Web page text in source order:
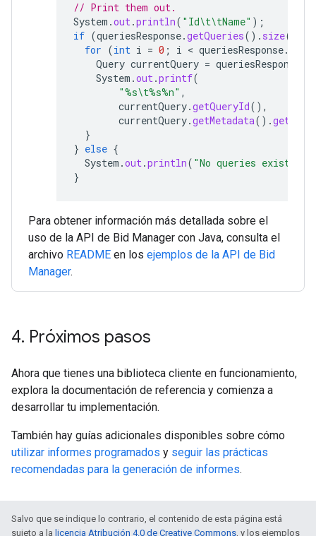
// Print them out.
System .out.println( "Id\t\tName" );
if (queriesResponse.getQueries(). size()
for (int i = 0 ; i < queriesResponse.
Query currentQuery = queriesResponse
System .out.printf(
"%s\t%s%n" ,
currentQuery.getQueryId(),
currentQuery.getMetadata().
}
} else {
System .out.println( "No queries exist."
}
Para obtener información más detallada sobre el
uso de la API de Bid Manager con Java, consulta el
archivo README en los ejemplos de la API de Bid
Manager.
4. Próximos pasos
Ahora que tienes una biblioteca cliente en funcionamiento,
explora la documentación de referencia y comienza a
desarrollar tu implementación.
También hay guías adicionales disponibles sobre cómo
utilizar informes programados y seguir las prácticas
recomendadas para la generación de informes.
Salvo que se indique lo contrario, el contenido de esta página está
sujeto a la licencia Atribución 4.0 de Creative Commons, y los ejemplos